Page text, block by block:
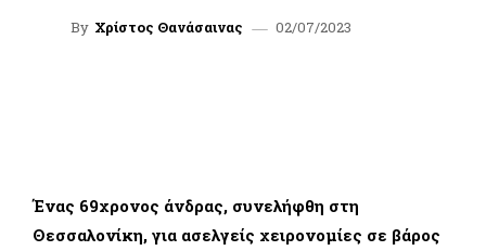
By Χρίστος Θανάσαινας 02/07/2023
Ένας 69χρονος άνδρας, συνελήφθη στη
Θεσσαλονίκη, για ασελγείς χειρονομίες σε βάρος